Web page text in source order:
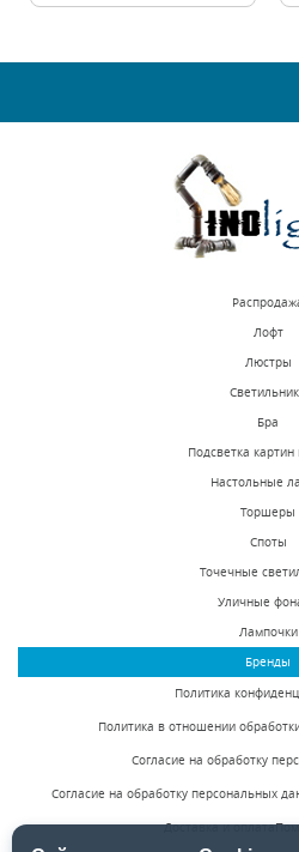
Лофт
Люстры
Бра
Подсветка картин
Настольные
Торшеры
Споты
Точечные
Уличные
Лампочки
Бренды
Политика
Политика в отношении
Согласие на обработку
Согласие на обработку персональных
Доставка и оплата